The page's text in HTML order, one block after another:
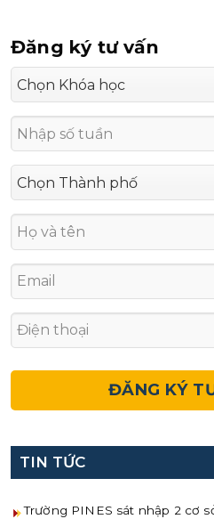
Đăng ký tư vấn
TIN TỨC
Trường PINES sát nhập 2 cơ